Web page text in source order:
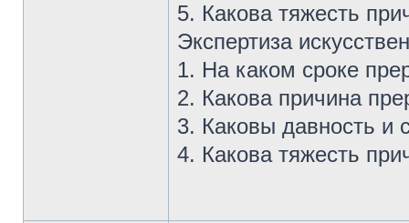
5. Какова тяжесть
Экспертиза
1. На каком сроке
2. Какова причина
3. Каковы давность и
4. Какова тяжесть